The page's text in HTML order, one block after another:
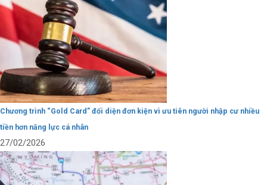
Chương trình “Gold Card” đối diện đơn kiện vì ưu tiên người nhập cư nhiều
tiền hơn năng lực cá nhân
27/02/2026